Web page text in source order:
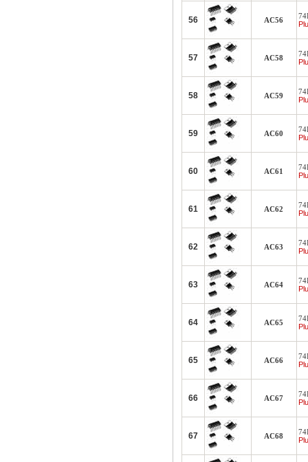
56 AC56
57 AC58
58 AC59
59 AC60
60 AC61
61 AC62
62 AC63
63 AC64
64 AC65
65 AC66
66 AC67
67 AC68